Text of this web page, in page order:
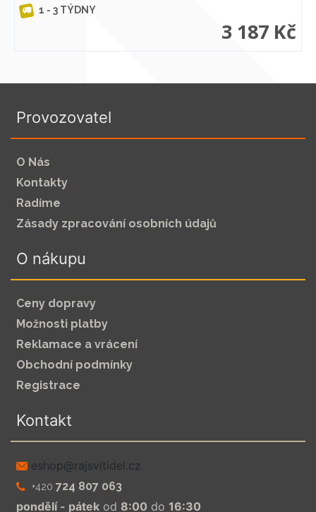
1 - 3 TÝDNY
3 187 Kč
Provozovatel
O Nás
Kontakty
Radíme
Zásady zpracování osobních údajů
O nákupu
Ceny dopravy
Možnosti platby
Reklamace a vrácení
Obchodní podmínky
Registrace
Kontakt
zc.leditivsjar@pohse
+420 724 807 063
pondělí - pátek od 8:00 do 16:30